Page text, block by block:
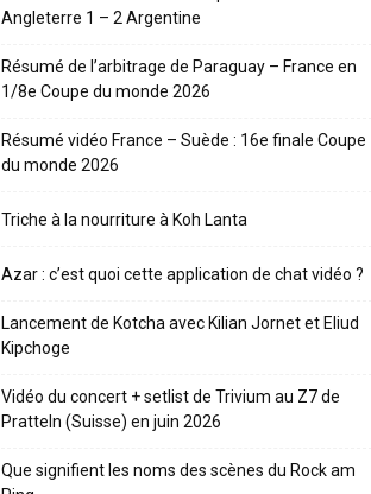
Angleterre 1 – 2 Argentine
Résumé de l’arbitrage de Paraguay – France en
1/8e Coupe du monde 2026
Résumé vidéo France – Suède : 16e finale Coupe
du monde 2026
Triche à la nourriture à Koh Lanta
Azar : c’est quoi cette application de chat vidéo ?
Lancement de Kotcha avec Kilian Jornet et Eliud
Kipchoge
Vidéo du concert + setlist de Trivium au Z7 de
Pratteln (Suisse) en juin 2026
Que signifient les noms des scènes du Rock am